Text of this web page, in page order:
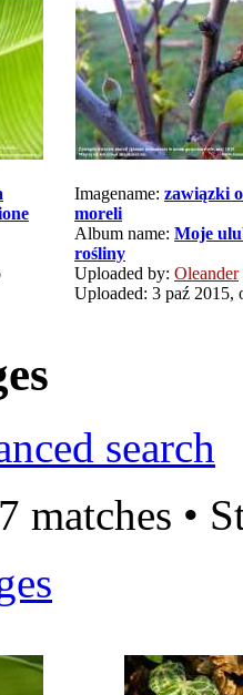
Imagename: zawiązki
moreli
Album name: Moje
rośliny
Uploaded by: Oleander
Uploaded: 3 paź 2015,
search
matches •